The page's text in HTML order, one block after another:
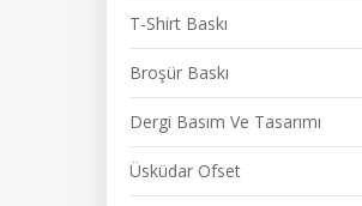
T-Shirt Baskı
Broşür Baskı
Dergi Basım Ve Tasarımı
Üsküdar Ofset